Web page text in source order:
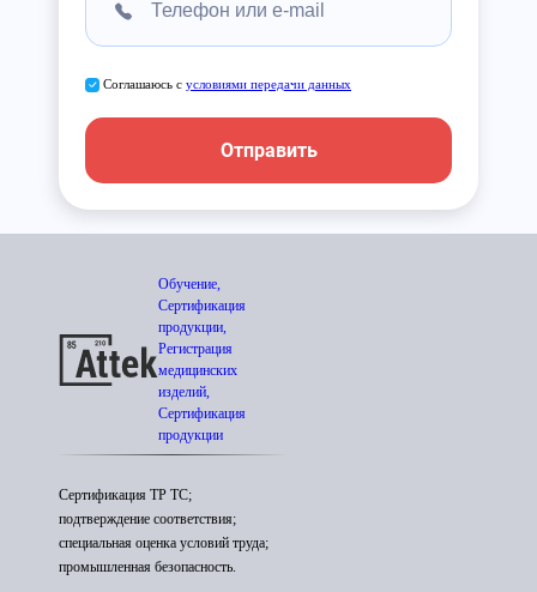
Соглашаюсь с условиями передачи данных
Отправить
Обучение,
Сертификация
продукции,
Регистрация
медицинских
изделий,
Сертификация
продукции
Сертификация ТР ТС;
подтверждение соответствия;
специальная оценка условий труда;
промышленная безопасность.